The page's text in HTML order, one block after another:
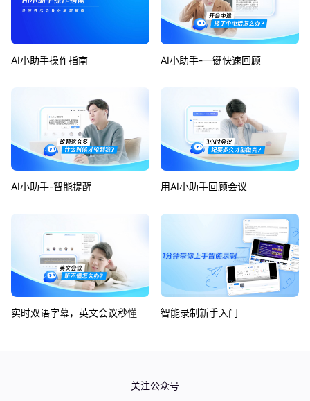
AI小助手操作指南 AI小助手-一键快速回顾
AI小助手-智能提醒 用AI小助手回顾会议
实时双语字幕，英文会议秒懂 智能录制新手入门
关注公众号